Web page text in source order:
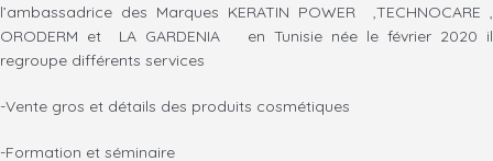
l’ambassadrice des Marques KERATIN POWER ,TECHNOCARE ,
ORODERM et LA GARDENIA en Tunisie née le février 2020 il
regroupe différents services
-Vente gros et détails des produits cosmétiques
-Formation et séminaire